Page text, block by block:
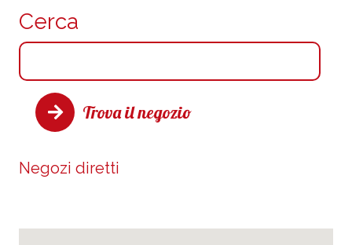
Cerca
Trova il negozio
Negozi diretti